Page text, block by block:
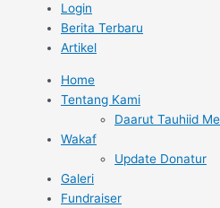
Login
Berita Terbaru
Artikel
Home
Tentang Kami
Daarut Tauhiid
Wakaf
Update Donatur
Galeri
Fundraiser